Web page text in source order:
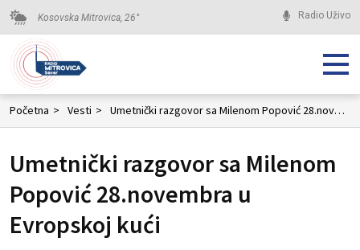
Kosovska Mitrovica, 26° Radio Uživo
Početna > Vesti > Umetnički razgovor sa Milenom Popović 28.novembra u Evropskoj kući
Umetnički razgovor sa Milenom
Popović 28.novembra u
Evropskoj kući